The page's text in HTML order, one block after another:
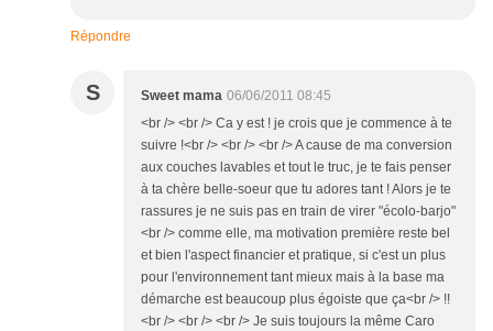
Répondre
S Sweet mama 06/06/2011 08:45
<br /> <br /> Ca y est ! je crois que je commence à te
suivre !<br /> <br /> <br /> A cause de ma conversion
aux couches lavables et tout le truc, je te fais penser
à ta chère belle-soeur que tu adores tant ! Alors je te
rassures je ne suis pas en train de virer "écolo-barjo"
<br /> comme elle, ma motivation première reste bel
et bien l'aspect financier et pratique, si c'est un plus
pour l'environnement tant mieux mais à la base ma
démarche est beaucoup plus égoiste que ça<br /> !!
<br /> <br /> <br /> Je suis toujours la même Caro